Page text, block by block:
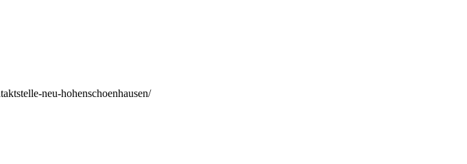
neu-hohenschoenhausen/